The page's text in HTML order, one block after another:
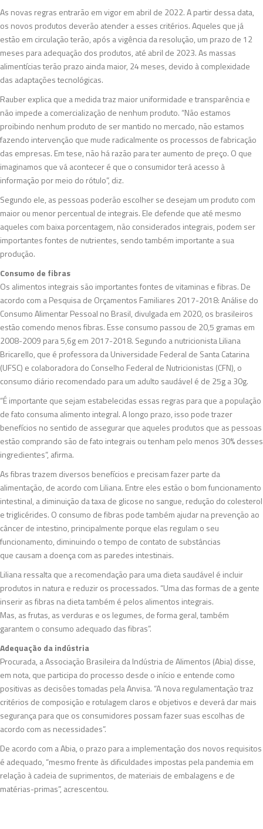
As novas regras entrarão em vigor em abril de 2022. A partir dessa data,
os novos produtos deverão atender a esses critérios. Aqueles que já
estão em circulação terão, após a vigência da resolução, um prazo de 12
meses para adequação dos produtos, até abril de 2023. As massas
alimentícias terão prazo ainda maior, 24 meses, devido à complexidade
das adaptações tecnológicas.
Rauber explica que a medida traz maior uniformidade e transparência e
não impede a comercialização de nenhum produto. “Não estamos
proibindo nenhum produto de ser mantido no mercado, não estamos
fazendo intervenção que mude radicalmente os processos de fabricação
das empresas. Em tese, não há razão para ter aumento de preço. O que
imaginamos que vá acontecer é que o consumidor terá acesso à
informação por meio do rótulo”, diz.
Segundo ele, as pessoas poderão escolher se desejam um produto com
maior ou menor percentual de integrais. Ele defende que até mesmo
aqueles com baixa porcentagem, não considerados integrais, podem ser
importantes fontes de nutrientes, sendo também importante a sua
produção.
Consumo de fibras
Os alimentos integrais são importantes fontes de vitaminas e fibras. De
acordo com a Pesquisa de Orçamentos Familiares 2017-2018: Análise do
Consumo Alimentar Pessoal no Brasil, divulgada em 2020, os brasileiros
estão comendo menos fibras. Esse consumo passou de 20,5 gramas em
2008-2009 para 5,6g em 2017-2018. Segundo a nutricionista Liliana
Bricarello, que é professora da Universidade Federal de Santa Catarina
(UFSC) e colaboradora do Conselho Federal de Nutricionistas (CFN), o
consumo diário recomendado para um adulto saudável é de 25g a 30g.
“É importante que sejam estabelecidas essas regras para que a população
de fato consuma alimento integral. A longo prazo, isso pode trazer
benefícios no sentido de assegurar que aqueles produtos que as pessoas
estão comprando são de fato integrais ou tenham pelo menos 30% desses
ingredientes”, afirma.
As fibras trazem diversos benefícios e precisam fazer parte da
alimentação, de acordo com Liliana. Entre eles estão o bom funcionamento
intestinal, a diminuição da taxa de glicose no sangue, redução do colesterol
e triglicérides. O consumo de fibras pode também ajudar na prevenção ao
câncer de intestino, principalmente porque elas regulam o seu
funcionamento, diminuindo o tempo de contato de substâncias
que causam a doença com as paredes intestinais.
Liliana ressalta que a recomendação para uma dieta saudável é incluir
produtos in natura e reduzir os processados. “Uma das formas de a gente
inserir as fibras na dieta também é pelos alimentos integrais.
Mas, as frutas, as verduras e os legumes, de forma geral, também
garantem o consumo adequado das fibras”.
Adequação da indústria
Procurada, a Associação Brasileira da Indústria de Alimentos (Abia) disse,
em nota, que participa do processo desde o início e entende como
positivas as decisões tomadas pela Anvisa. “A nova regulamentação traz
critérios de composição e rotulagem claros e objetivos e deverá dar mais
segurança para que os consumidores possam fazer suas escolhas de
acordo com as necessidades”.
De acordo com a Abia, o prazo para a implementação dos novos requisitos
é adequado, “mesmo frente às dificuldades impostas pela pandemia em
relação à cadeia de suprimentos, de materiais de embalagens e de
matérias-primas”, acrescentou.